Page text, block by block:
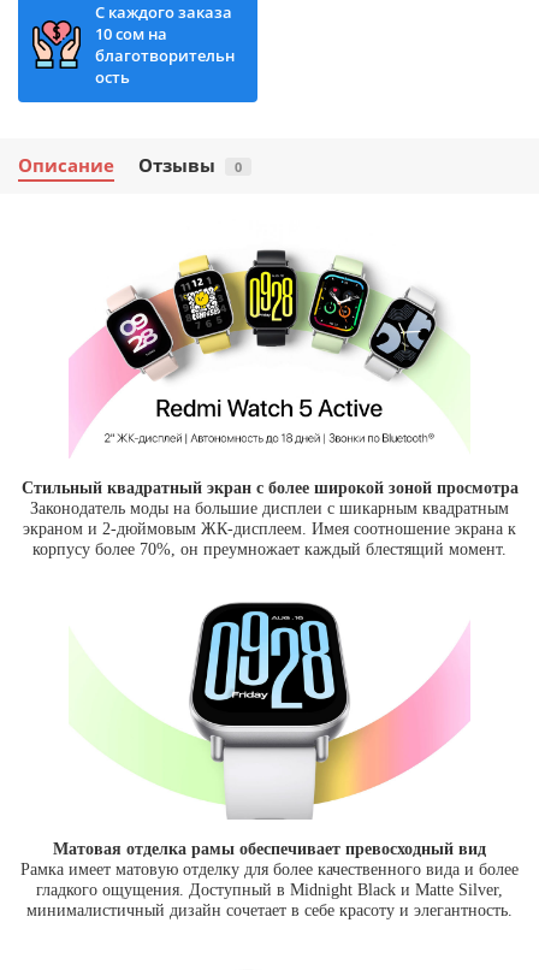
С каждого заказа
10 сом на
благотворительн
ость
Описание Отзывы 0
Стильный квадратный экран с более широкой зоной просмотра
Законодатель моды на большие дисплеи с шикарным квадратным
экраном и 2-дюймовым ЖК-дисплеем. Имея соотношение экрана к
корпусу более 70%, он преумножает каждый блестящий момент.
Матовая отделка рамы обеспечивает превосходный вид
Рамка имеет матовую отделку для более качественного вида и более
гладкого ощущения. Доступный в Midnight Black и Matte Silver,
минималистичный дизайн сочетает в себе красоту и элегантность.